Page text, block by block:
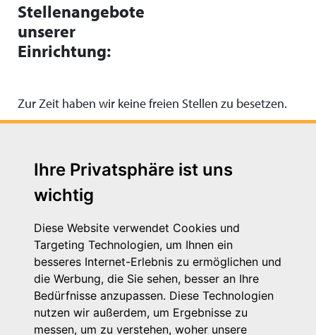
Ihre Privatsphäre ist uns
wichtig
Diese Website verwendet Cookies und
Targeting Technologien, um Ihnen ein
besseres Internet-Erlebnis zu ermöglichen und
die Werbung, die Sie sehen, besser an Ihre
Bedürfnisse anzupassen. Diese Technologien
nutzen wir außerdem, um Ergebnisse zu
messen, um zu verstehen, woher unsere
Stellenangebote
unserer
Einrichtung:
Zur Zeit haben wir keine freien Stellen zu besetzen.
Michaelkirchstr. 17/18
10179 Berlin
Telefon: 030 – 58 58 17 16 01